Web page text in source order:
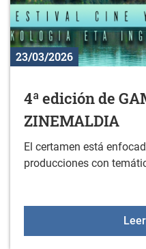
23/03/2026
4ª edición de
ZINEMALDIA
El certamen está
producciones con